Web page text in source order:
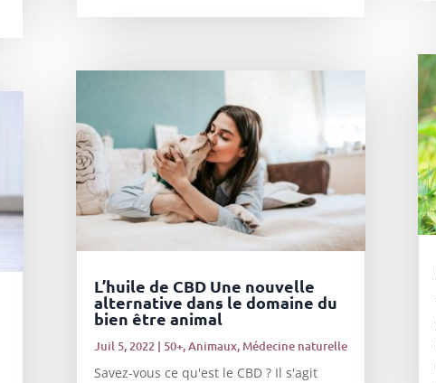
L’huile de CBD Une nouvelle
alternative dans le domaine du
bien être animal
Juil 5, 2022| 50+,Animaux,Médecine naturelle
Savez-vous ce qu'est le CBD ? Il s'agit